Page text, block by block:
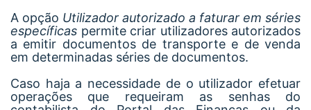
A opção Utilizador autorizado a faturar em séries
específicas permite criar utilizadores autorizados
a emitir documentos de transporte e de venda
em determinadas séries de documentos.
Caso haja a necessidade de o utilizador efetuar
operações que requeiram as senhas do